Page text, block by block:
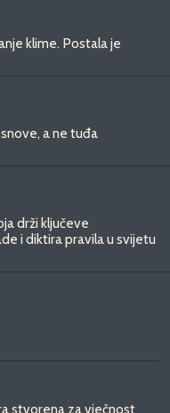
klime. Postala je
a ne tuđa
drži ključeve
i diktira pravila u svijetu
stvorena za vječnost